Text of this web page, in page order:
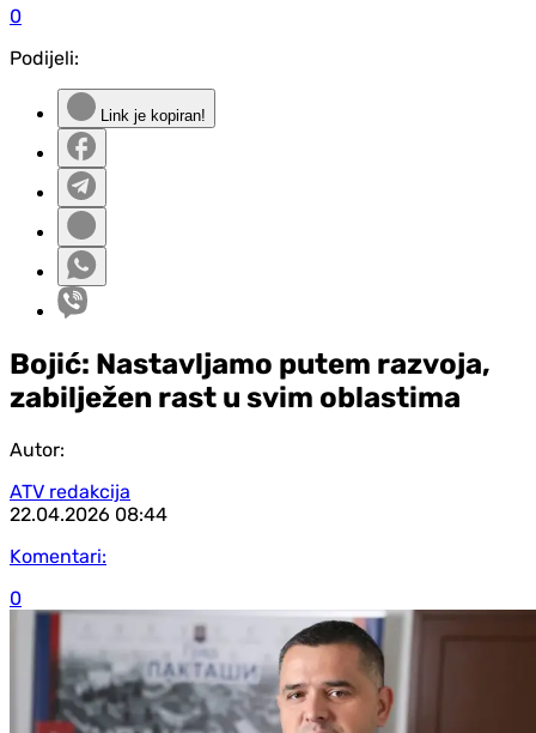
0
Podijeli:
Link je kopiran!
Bojić: Nastavljamo putem razvoja,
zabilježen rast u svim oblastima
Autor:
ATV redakcija
22.04.2026 08:44
Komentari:
0